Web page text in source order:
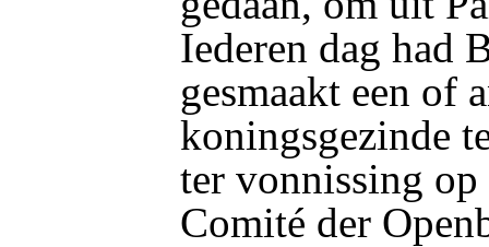
Iederen dag had
gesmaakt een of
koningsgezinde
ter vonnissing op
Comité der